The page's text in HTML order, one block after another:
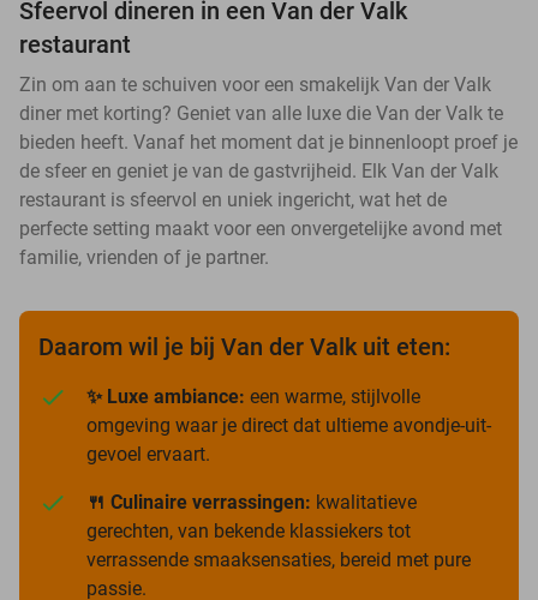
Sfeervol dineren in een Van der Valk
restaurant
Zin om aan te schuiven voor een smakelijk Van der Valk
diner met korting? Geniet van alle luxe die Van der Valk te
bieden heeft. Vanaf het moment dat je binnenloopt proef je
de sfeer en geniet je van de gastvrijheid. Elk Van der Valk
restaurant is sfeervol en uniek ingericht, wat het de
perfecte setting maakt voor een onvergetelijke avond met
familie, vrienden of je partner.
Daarom wil je bij Van der Valk uit eten:
✨ Luxe ambiance: een warme, stijlvolle
omgeving waar je direct dat ultieme avondje-uit-
gevoel ervaart.
🍴 Culinaire verrassingen: kwalitatieve
gerechten, van bekende klassiekers tot
verrassende smaaksensaties, bereid met pure
passie.